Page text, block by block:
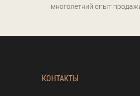
многолетний опыт
КОНТАКТЫ